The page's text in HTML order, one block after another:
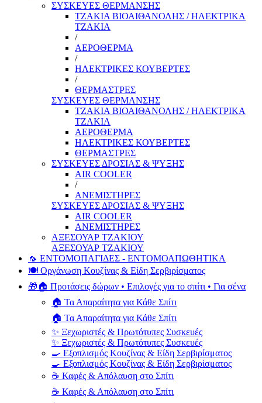
ΣΥΣΚΕΥΕΣ ΘΕΡΜΑΝΣΗΣ
ΤΖΑΚΙΑ ΒΙΟΑΙΘΑΝΟΛΗΣ / ΗΛΕΚΤΡΙΚΑ
ΤΖΑΚΙΑ
/
ΑΕΡΟΘΕΡΜΑ
/
ΗΛΕΚΤΡΙΚΕΣ ΚΟΥΒΕΡΤΕΣ
/
ΘΕΡΜΑΣΤΡΕΣ
ΣΥΣΚΕΥΕΣ ΘΕΡΜΑΝΣΗΣ
ΤΖΑΚΙΑ ΒΙΟΑΙΘΑΝΟΛΗΣ / ΗΛΕΚΤΡΙΚΑ
ΤΖΑΚΙΑ
ΑΕΡΟΘΕΡΜΑ
ΗΛΕΚΤΡΙΚΕΣ ΚΟΥΒΕΡΤΕΣ
ΘΕΡΜΑΣΤΡΕΣ
ΣΥΣΚΕΥΕΣ ΔΡΟΣΙΑΣ & ΨΥΞΗΣ
AIR COOLER
/
ΑΝΕΜΙΣΤΗΡΕΣ
ΣΥΣΚΕΥΕΣ ΔΡΟΣΙΑΣ & ΨΥΞΗΣ
AIR COOLER
ΑΝΕΜΙΣΤΗΡΕΣ
ΑΞΕΣΟΥΑΡ ΤΖΑΚΙΟΥ
ΑΞΕΣΟΥΑΡ ΤΖΑΚΙΟΥ
🦟 ΕΝΤΟΜΟΠΑΓΙΔΕΣ - ΕΝΤΟΜΟΑΠΩΘΗΤΙΚΑ
🍽️ Οργάνωση Κουζίνας & Είδη Σερβιρίσματος
🎁🏠 Προτάσεις δώρων • Επιλογές για το σπίτι • Για σένα
🏠 Τα Απαραίτητα για Κάθε Σπίτι
🏠 Τα Απαραίτητα για Κάθε Σπίτι
✨ Ξεχωριστές & Πρωτότυπες Συσκευές
✨ Ξεχωριστές & Πρωτότυπες Συσκευές
🍳 Εξοπλισμός Κουζίνας & Είδη Σερβιρίσματος
🍳 Εξοπλισμός Κουζίνας & Είδη Σερβιρίσματος
☕ Καφές & Απόλαυση στο Σπίτι
☕ Καφές & Απόλαυση στο Σπίτι